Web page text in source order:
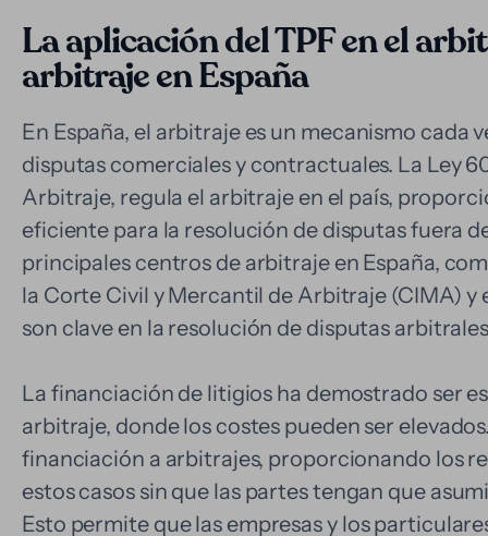
La aplicación del TPF en el
arbitraje en España
En España, el arbitraje es un mecanismo cada
disputas comerciales y contractuales. La Ley
Arbitraje, regula el arbitraje en el país,
eficiente para la resolución de disputas fuera
principales centros de arbitraje en España,
la Corte Civil y Mercantil de Arbitraje (CIMA)
son clave en la resolución de disputas
La financiación de litigios ha demostrado ser
arbitraje, donde los costes pueden ser
financiación a arbitrajes, proporcionando los
estos casos sin que las partes tengan que
Esto permite que las empresas y los